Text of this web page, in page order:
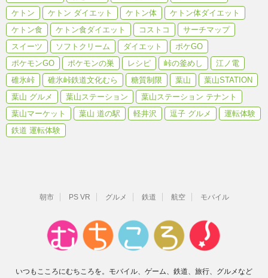
ケトン
ケトン ダイエット ケトン体
ケトン体ダイエット
ケトン食
ケトン食ダイエット コストコ
サーチマップ
スイーツ
ソフトクリーム ダイエット
ポケGO
ポケモンGO
ポケモンの巣 レシピ 峠の釜めし
江ノ電
碓氷峠
碓氷峠鉄道文化むら 糖質制限 葉山
葉山STATION
葉山 グルメ
葉山ステーション
葉山ステーション テナント
葉山マーケット
葉山 道の駅 軽井沢 逗子 グルメ
運転体験
鉄道 運転体験
朝市 PS VR グルメ 鉄道 航空 モバイル
いつもこころにむちころを。モバイル、ゲーム、鉄道、旅行、グルメなど